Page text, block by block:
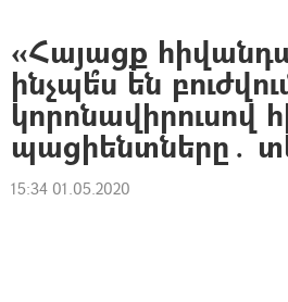
«Հայացք
ինչպե՞ս են
կորոնավիրուսով
պացիենտները․
15:34 01.05.2020